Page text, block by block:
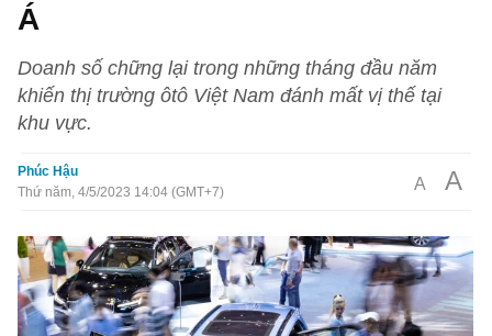
Á
Doanh số chững lại trong những tháng đầu năm
khiến thị trường ôtô Việt Nam đánh mất vị thế tại
khu vực.
Phúc Hậu
Thứ năm, 4/5/2023 14:04 (GMT+7)
A A